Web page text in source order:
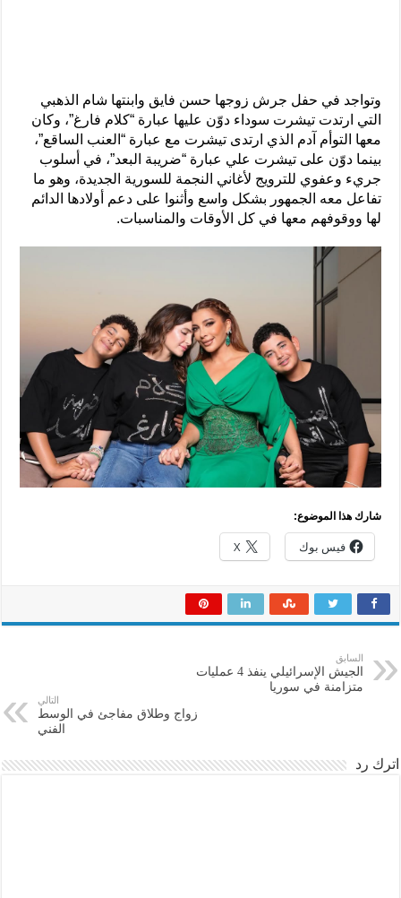
وتواجد في حفل جرش زوجها حسن فايق وابنتها شام الذهبي
التي ارتدت تيشرت سوداء دوّن عليها عبارة “كلام فارغ”، وكان
معها التوأم آدم الذي ارتدى تيشرت مع عبارة “العنب الساقع”،
بينما دوّن على تيشرت علي عبارة “ضريبة البعد”، في أسلوب
جريء وعفوي للترويج لأغاني النجمة للسورية الجديدة، وهو ما
تفاعل معه الجمهور بشكل واسع وأثنوا على دعم أولادها الدائم
لها ووقوفهم معها في كل الأوقات والمناسبات.
شارك هذا الموضوع:
فيس بوك X
السابق
الجيش الإسرائيلي ينفذ 4 عمليات
متزامنة في سوريا
التالي
زواج وطلاق مفاجئ في الوسط
الفني
اترك رد